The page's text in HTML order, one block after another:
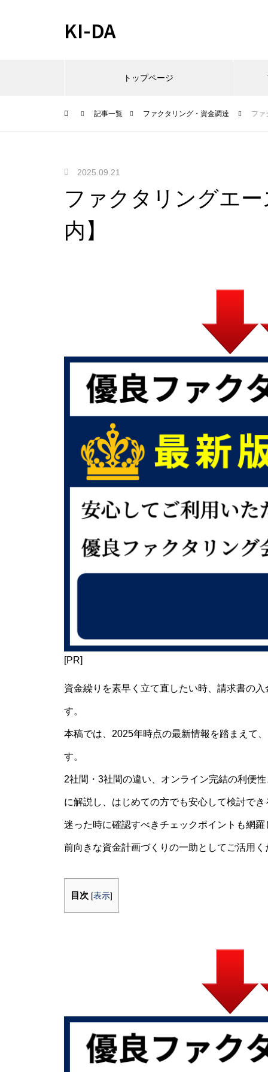
KI-DA
トップページ
記事一覧 ファクタリング・資金調達 ファ
2025.09.21
ファクタリングエ
内】
[PR]
資金繰りを素早く立て直したい時、請求書の
す。
本稿では、2025年時点の最新情報を踏まえて
す。
2社間・3社間の違い、オンライン完結の利便
に解説し、はじめての方でも安心して検討で
迷った時に確認すべきチェックポイントも網羅
前向きな資金計画づくりの一助としてご活用く
目次 [表示]